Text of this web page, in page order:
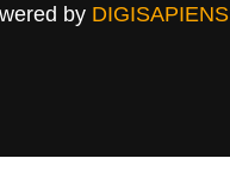
by DIGISAPIENS